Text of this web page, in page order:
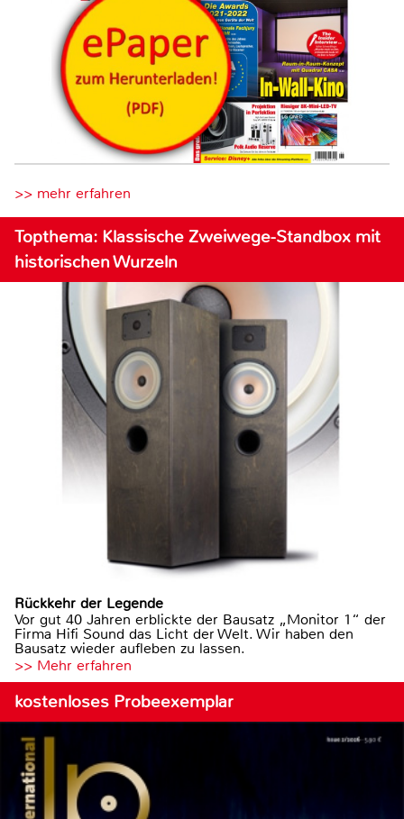
>> mehr erfahren
Topthema: Klassische Zweiwege-Standbox mit
historischen Wurzeln
Rückkehr der Legende
Vor gut 40 Jahren erblickte der Bausatz „Monitor 1“ der
Firma Hifi Sound das Licht der Welt. Wir haben den
Bausatz wieder aufleben zu lassen.
>> Mehr erfahren
kostenloses Probeexemplar